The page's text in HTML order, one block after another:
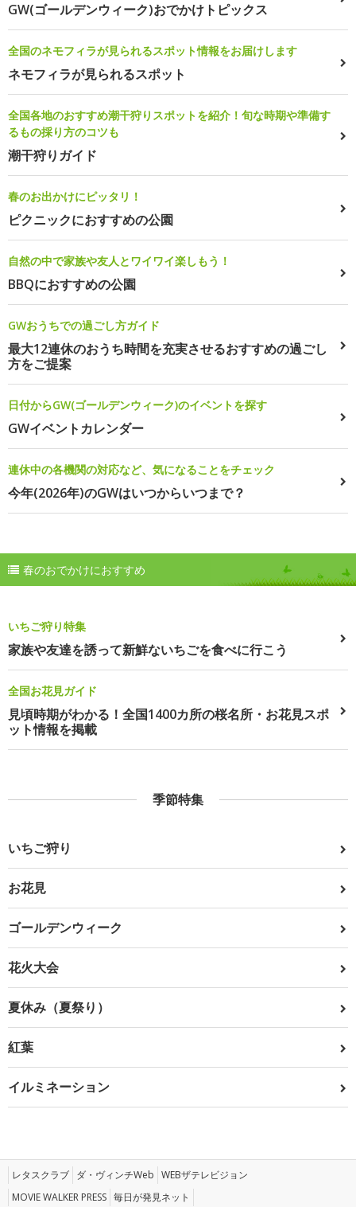
GW(ゴールデンウィーク)おでかけトピックス
全国のネモフィラが見られるスポット情報をお届けします
ネモフィラが見られるスポット
全国各地のおすすめ潮干狩りスポットを紹介！旬な時期や準備す
るもの採り方のコツも
潮干狩りガイド
春のお出かけにピッタリ！
ピクニックにおすすめの公園
自然の中で家族や友人とワイワイ楽しもう！
BBQにおすすめの公園
GWおうちでの過ごし方ガイド
最大12連休のおうち時間を充実させるおすすめの過ごし
方をご提案
日付からGW(ゴールデンウィーク)のイベントを探す
GWイベントカレンダー
連休中の各機関の対応など、気になることをチェック
今年(2026年)のGWはいつからいつまで？
春のおでかけにおすすめ
いちご狩り特集
家族や友達を誘って新鮮ないちごを食べに行こう
全国お花見ガイド
見頃時期がわかる！全国1400カ所の桜名所・お花見スポ
ット情報を掲載
季節特集
いちご狩り
お花見
ゴールデンウィーク
花火大会
夏休み（夏祭り）
紅葉
イルミネーション
レタスクラブ ダ・ヴィンチWeb WEBザテレビジョン
MOVIE WALKER PRESS 毎日が発見ネット